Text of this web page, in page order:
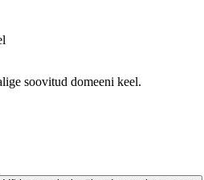
soovitud domeeni keel.